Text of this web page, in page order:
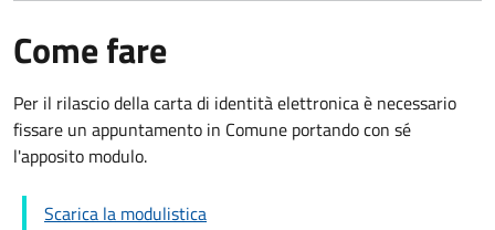
Come fare
Per il rilascio della carta di identità elettronica è necessario
fissare un appuntamento in Comune portando con sé
l'apposito modulo.
Scarica la modulistica